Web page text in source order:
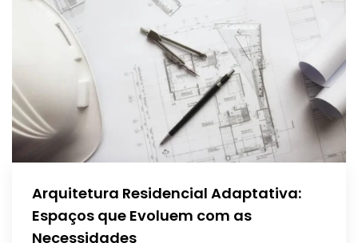
Arquitetura Residencial Adaptativa:
Espaços que Evoluem com as
Necessidades